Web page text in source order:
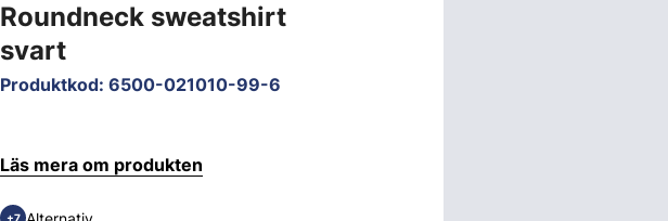
Roundneck sweatshirt
svart
Produktkod: 6500-021010-99-6
Läs mera om produkten
+7